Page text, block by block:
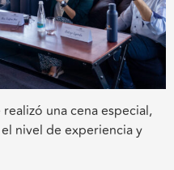
una cena especial,
nivel de experiencia y